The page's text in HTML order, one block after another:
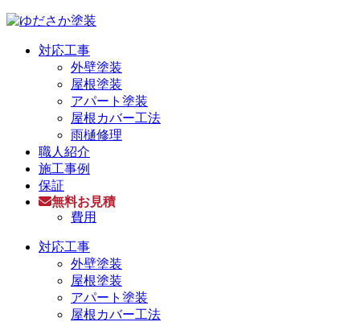
対応工事
外壁塗装
屋根塗装
アパート塗装
屋根カバー工法
雨樋修理
職人紹介
施工事例
保証
無料お見積
費用
対応工事
外壁塗装
屋根塗装
アパート塗装
屋根カバー工法